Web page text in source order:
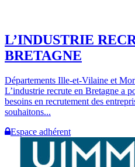
L’INDUSTRIE
BRETAGNE
Départements Ille-et-Vilaine et
L’industrie recrute en Bretagne a
besoins en recrutement des
souhaitons...
Espace adhérent